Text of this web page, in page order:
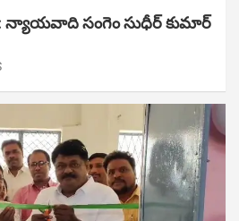
న్యాయవాది సంగెం సుధీర్ కుమార్